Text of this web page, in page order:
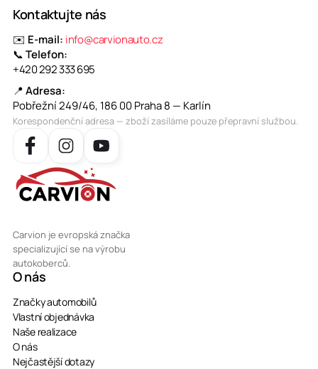
Carvion je evropská značka
specializující se na výrobu
autokoberců.
O nás
Značky automobilů
Vlastní objednávka
Naše realizace
O nás
Nejčastější dotazy
Kontaktujte nás
✉️ E-mail: info@carvionauto.cz
📞Telefon:
+420 292 333 695
📍Adresa:
Pobřežní 249/46, 186 00 Praha 8 — Karlín
Korespondenční adresa — zboží zasíláme pouze přepravní službou.